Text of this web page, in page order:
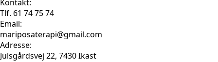
Kontakt:
Tlf. 61 74 75 74
Email:
mariposaterapi@gmail.com
Adresse:
Julsgårdsvej 22, 7430 Ikast